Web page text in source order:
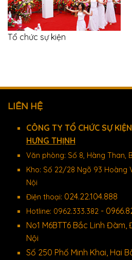
Tổ chức sự kiện
LIÊN HỆ
CÔNG TY TỔ CHỨC SỰ KIỆN
HƯNG THỊNH
Văn phòng: Số 8, Hàng Than,
Kho: Số 22/28 Ngõ 93 Hoàng
Nội
Điện thoại: 024.22.104.888
Hotline: 0962.333.382 -
No1 M6BTT6 Bắc Linh
Nội
Số 250 Phố Minh Khai, Hai